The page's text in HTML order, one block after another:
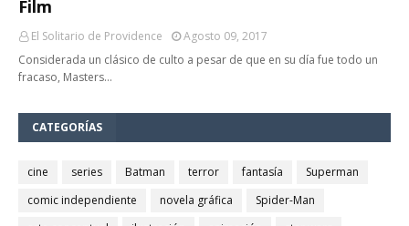
Film
El Solitario de Providence
Agosto 09, 2017
Considerada un clásico de culto a pesar de que en su día fue todo un
fracaso, Masters…
CATEGORÍAS
cine series Batman terror fantasía
Superman
comic independiente
novela gráfica
Spider-Man